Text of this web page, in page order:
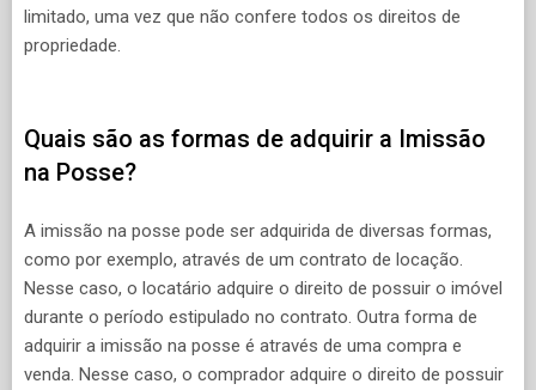
limitado, uma vez que não confere todos os direitos de
propriedade.
Quais são as formas de adquirir a Imissão
na Posse?
A imissão na posse pode ser adquirida de diversas formas,
como por exemplo, através de um contrato de locação.
Nesse caso, o locatário adquire o direito de possuir o imóvel
durante o período estipulado no contrato. Outra forma de
adquirir a imissão na posse é através de uma compra e
venda. Nesse caso, o comprador adquire o direito de possuir